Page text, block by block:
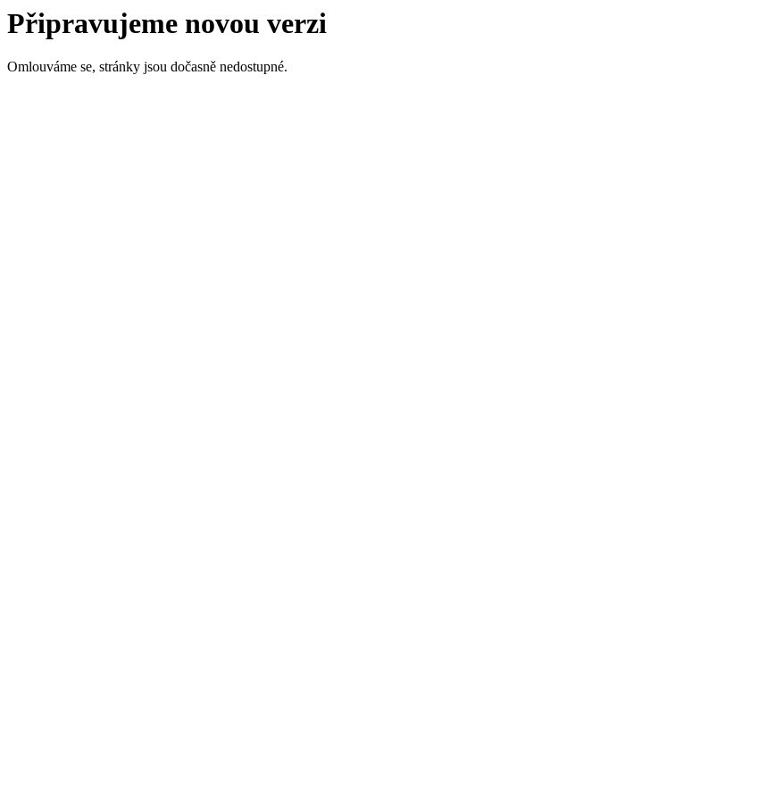
Připravujeme novou verzi
Omlouváme se, stránky jsou dočasně nedostupné.